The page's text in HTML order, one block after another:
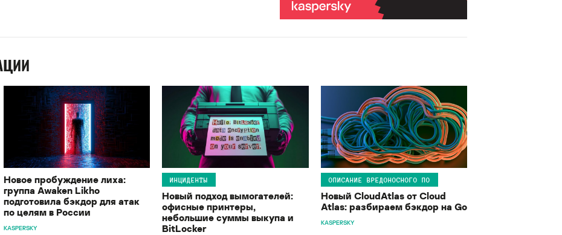
Новое пробуждение лиха:
группа Awaken Likho
подготовила бэкдор для атак
по целям в России
KASPERSKY
ИНЦИДЕНТЫ
Новый подход вымогателей:
офисные принтеры,
небольшие суммы выкупа и
BitLocker
ОПИСАНИЕ ВРЕДОНОСНОГО ПО
Новый CloudAtlas от Cloud
Atlas: разбираем бэкдор на Go
KASPERSKY